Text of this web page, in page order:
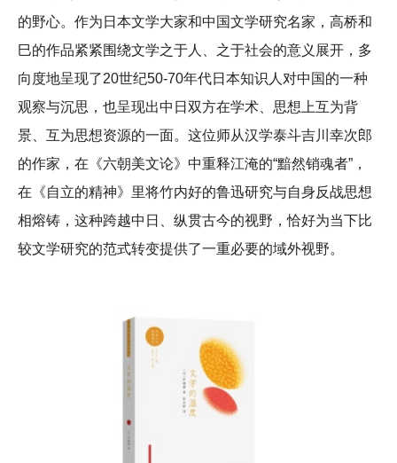
的野心。作为日本文学大家和中国文学研究名家，高桥和
巳的作品紧紧围绕文学之于人、之于社会的意义展开，多
向度地呈现了20世纪50-70年代日本知识人对中国的一种
观察与沉思，也呈现出中日双方在学术、思想上互为背
景、互为思想资源的一面。这位师从汉学泰斗吉川幸次郎
的作家，在《六朝美文论》中重释江淹的“黯然销魂者”，
在《自立的精神》里将竹内好的鲁迅研究与自身反战思想
相熔铸，这种跨越中日、纵贯古今的视野，恰好为当下比
较文学研究的范式转变提供了一重必要的域外视野。